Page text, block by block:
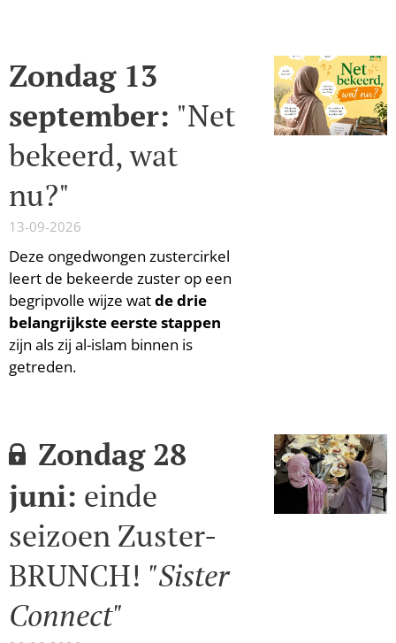
Zondag 13
september: "Net
bekeerd, wat
nu?"
13-09-2026
Deze ongedwongen zustercirkel
leert de bekeerde zuster op een
begripvolle wijze watde drie
belangrijkste eerste stappen
zijn als zij al-islam binnen is
getreden.
Zondag 28
juni: einde
seizoen Zuster-
BRUNCH! "Sister
Connect"